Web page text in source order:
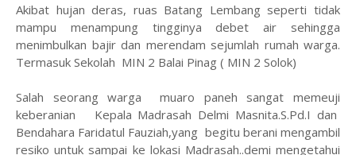
Akibat hujan deras, ruas Batang Lembang seperti tidak
mampu menampung tingginya debet air sehingga
menimbulkan bajir dan merendam sejumlah rumah warga.
Termasuk Sekolah MIN 2 Balai Pinag ( MIN 2 Solok)
Salah seorang warga muaro paneh sangat memeuji
keberanian Kepala Madrasah Delmi Masnita.S.Pd.I dan
Bendahara Faridatul Fauziah,yang begitu berani mengambil
resiko untuk sampai ke lokasi Madrasah..demi mengetahui